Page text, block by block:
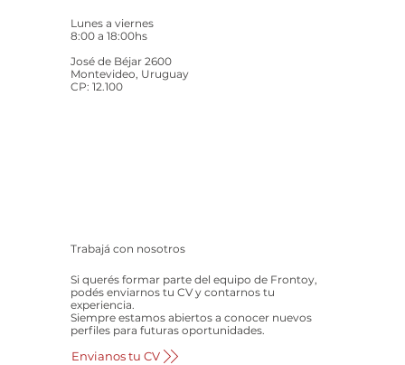
Lunes a viernes
8:00 a 18:00hs
José de Béjar 2600
Montevideo, Uruguay
CP: 12.100
Trabajá con nosotros
Si querés formar parte del equipo de Frontoy,
podés enviarnos tu CV y contarnos tu
experiencia.
Siempre estamos abiertos a conocer nuevos
perfiles para futuras oportunidades.
Envianos tu CV